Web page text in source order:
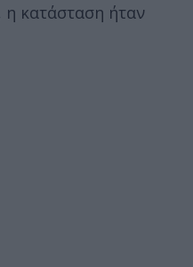
κατάσταση ήταν